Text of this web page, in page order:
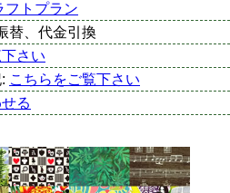
フトプラン
替、代金引換
さい
こちらをご覧下さい
る